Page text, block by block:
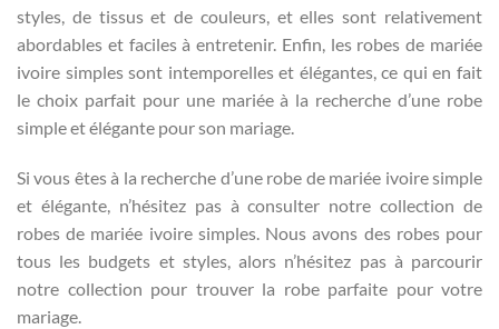
styles, de tissus et de couleurs, et elles sont relativement
abordables et faciles à entretenir. Enfin, les robes de mariée
ivoire simples sont intemporelles et élégantes, ce qui en fait
le choix parfait pour une mariée à la recherche d’une robe
simple et élégante pour son mariage.
Si vous êtes à la recherche d’une robe de mariée ivoire simple
et élégante, n’hésitez pas à consulter notre collection de
robes de mariée ivoire simples. Nous avons des robes pour
tous les budgets et styles, alors n’hésitez pas à parcourir
notre collection pour trouver la robe parfaite pour votre
mariage.